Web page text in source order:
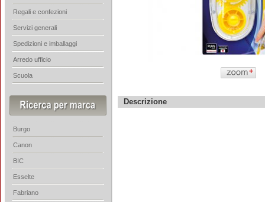
Descrizione
Regali e confezioni
Servizi generali
Spedizioni e imballaggi
Arredo ufficio
Scuola
Burgo
Canon
BIC
Esselte
Fabriano